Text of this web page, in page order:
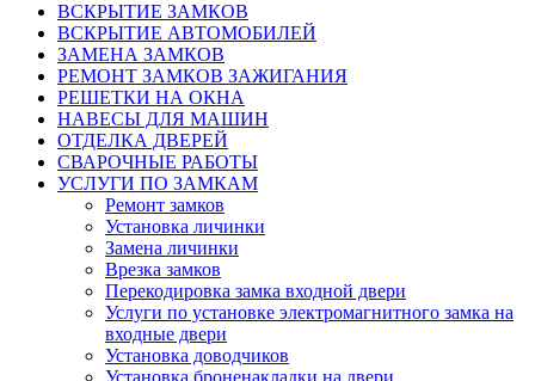
ВСКРЫТИЕ ЗАМКОВ
ВСКРЫТИЕ АВТОМОБИЛЕЙ
ЗАМЕНА ЗАМКОВ
РЕМОНТ ЗАМКОВ ЗАЖИГАНИЯ
РЕШЕТКИ НА ОКНА
НАВЕСЫ ДЛЯ МАШИН
ОТДЕЛКА ДВЕРЕЙ
СВАРОЧНЫЕ РАБОТЫ
УСЛУГИ ПО ЗАМКАМ
Ремонт замков
Установка личинки
Замена личинки
Врезка замков
Перекодировка замка входной двери
Услуги по установке электромагнитного замка на
входные двери
Установка доводчиков
Установка броненакладки на двери